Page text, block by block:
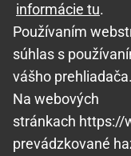
informácie tu.
Používaním
súhlas s
vášho prehliadača.
Na webových
stránkach https://
prevádzkované